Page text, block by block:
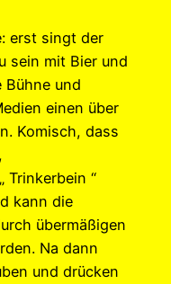
erst singt der
sein mit Bier und
Bühne und
einen über
Komisch, dass
Trinkerbein “
kann die
übermäßigen
Na dann
und drücken